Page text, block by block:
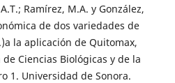
Ramírez, M.A. y González,
de dos variedades de
la aplicación de Quitomax,
Ciencias Biológicas y de la
1. Universidad de Sonora.